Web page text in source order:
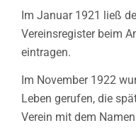
Im Januar 1921 ließ
Vereinsregister beim
eintragen.
Im November 1922
Leben gerufen, die
Verein mit dem